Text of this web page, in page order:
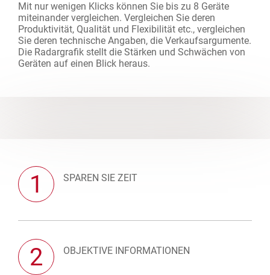
Mit nur wenigen Klicks können Sie bis zu 8 Geräte
miteinander vergleichen. Vergleichen Sie deren
Produktivität, Qualität und Flexibilität etc., vergleichen
Sie deren technische Angaben, die Verkaufsargumente.
Die Radargrafik stellt die Stärken und Schwächen von
Geräten auf einen Blick heraus.
1 SPAREN SIE ZEIT
2 OBJEKTIVE INFORMATIONEN